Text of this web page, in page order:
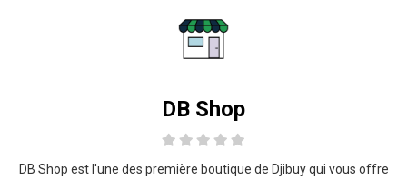
DB Shop
DB Shop est l'une des première boutique de Djibuy qui vous offre